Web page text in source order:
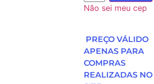
Não sei meu cep
PREÇO VÁLIDO
APENAS PARA
COMPRAS
REALIZADAS NO